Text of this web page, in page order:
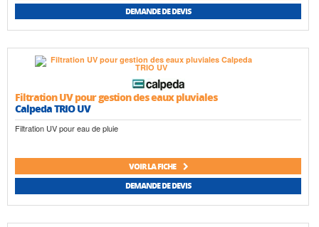
DEMANDE DE DEVIS
Filtration UV pour gestion des eaux pluviales
Calpeda TRIO UV
Filtration UV pour eau de pluie
VOIR LA FICHE
DEMANDE DE DEVIS